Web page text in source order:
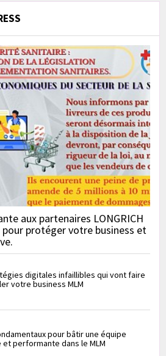
aux partenaires LONGRICH
protéger votre business et
digitales infaillibles qui vont faire
votre business MLM
pour bâtir une équipe
et performante dans le MLM